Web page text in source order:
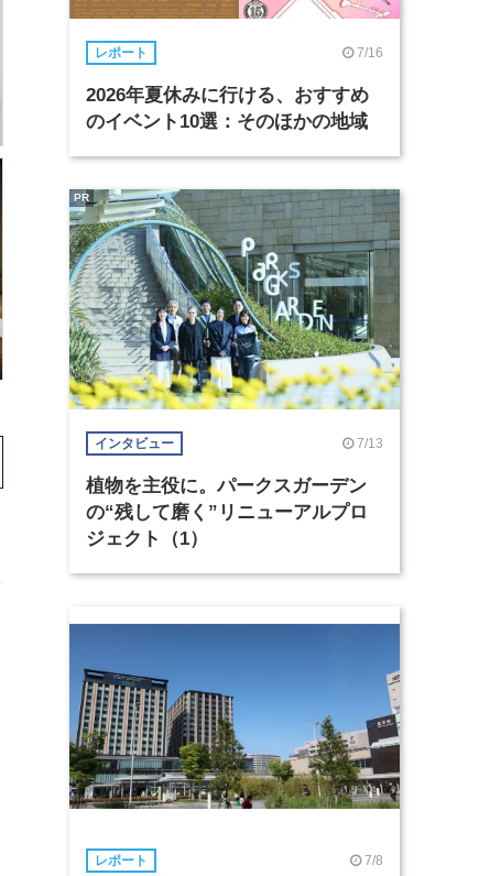
レポート 7/16
2026年夏休みに行ける、おすすめ
のイベント10選：そのほかの地域
インタビュー 7/13
植物を主役に。パークスガーデン
の“残して磨く”リニューアルプロ
ジェクト（1）
PR
レポート 7/8